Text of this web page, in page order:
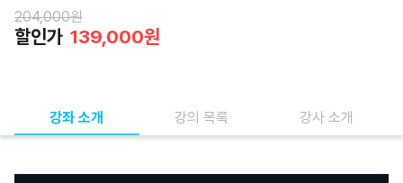
204,000원
할인가 139,000원
강좌 소개 강의 목록 강사 소개